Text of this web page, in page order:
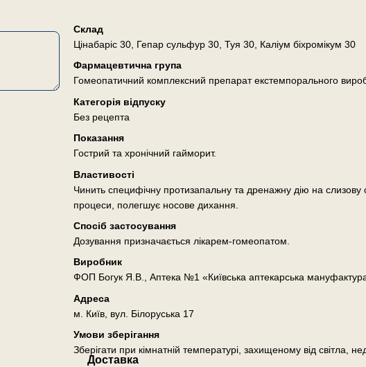
Склад
Цінабаріс 30, Гепар сульфур 30, Туя 30, Каліум біхромікум 30
Фармацевтична група
Гомеопатичний комплексний препарат екстемпорального
Категорія відпуску
Без рецепта
Показання
Гострий та хронічний гайморит.
Властивості
Чинить специфічну протизапальну та дренажну дію на слизову
процеси, полегшує носове дихання.
Спосіб застосування
Дозування призначається лікарем-гомеопатом.
Виробник
ФОП Богук Я.В., Аптека №1 «Київська аптекарська
Адреса
м. Київ, вул. Білоруська 17
Умови зберігання
Зберігати при кімнатній температурі, захищеному від світла,
Доставка